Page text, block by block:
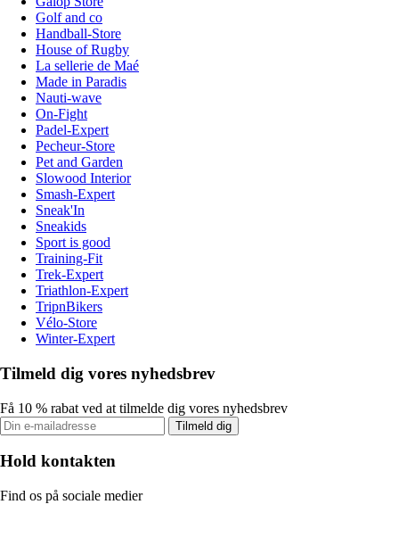
Golf and co
Handball-Store
House of Rugby
La sellerie de Maé
Made in Paradis
Nauti-wave
On-Fight
Padel-Expert
Pecheur-Store
Pet and Garden
Slowood Interior
Smash-Expert
Sneak'In
Sneakids
Sport is good
Training-Fit
Trek-Expert
Triathlon-Expert
TripnBikers
Vélo-Store
Winter-Expert
Tilmeld dig vores nyhedsbrev
Få 10 % rabat ved at tilmelde dig vores nyhedsbrev
Tilmeld dig
Hold kontakten
Find os på sociale medier